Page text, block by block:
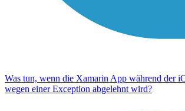
Was tun, wenn die Xamarin App während der
wegen einer Exception abgelehnt wird?